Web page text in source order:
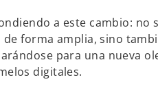
a este cambio: no
de forma amplia, sino
para una nueva
digitales.